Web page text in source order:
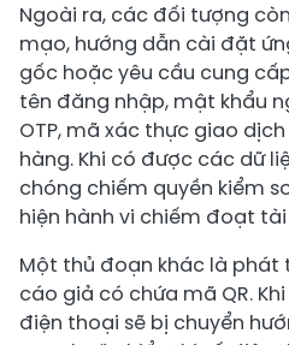
Ngoài ra, các đối tượng
mạo, hướng dẫn cài đặt
gốc hoặc yêu cầu cung
tên đăng nhập, mật khẩu
OTP, mã xác thực giao
hàng. Khi có được các dữ
chóng chiếm quyền kiểm
hiện hành vi chiếm đoạt tài
Một thủ đoạn khác là phát
cáo giả có chứa mã QR.
điện thoại sẽ bị chuyển